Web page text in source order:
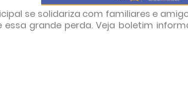
se solidariza com familiares e
essa grande perda. Veja boletim